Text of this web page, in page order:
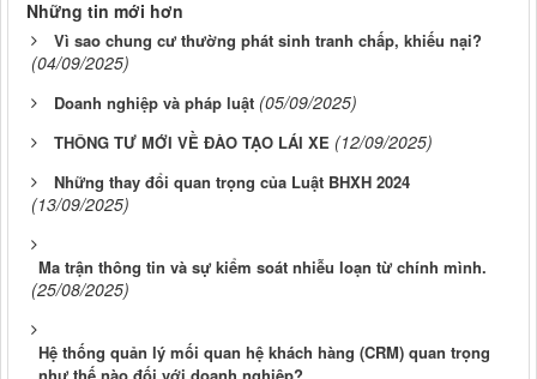
Những tin mới hơn
Vì sao chung cư thường phát sinh tranh chấp, khiếu nại?
(04/09/2025)
Doanh nghiệp và pháp luật (05/09/2025)
THÔNG TƯ MỚI VỀ ĐÀO TẠO LÁI XE (12/09/2025)
Những thay đổi quan trọng của Luật BHXH 2024
(13/09/2025)
Ma trận thông tin và sự kiểm soát nhiễu loạn từ chính mình.
(25/08/2025)
Hệ thống quản lý mối quan hệ khách hàng (CRM) quan trọng